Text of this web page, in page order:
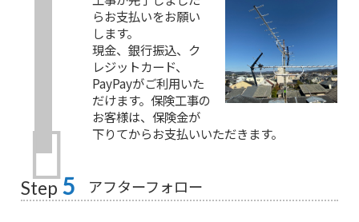
らお支払いをお願い
します。
現金、銀行振込、ク
レジットカード、
PayPayがご利用いた
だけます。保険工事の
お客様は、保険金が
下りてからお支払いいただきます。
Step 5 アフターフォロー